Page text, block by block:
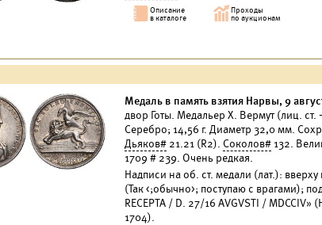
Медаль в память взятия Нарвы, 9
двор Готы. Медальер Х. Вермут (лиц.
Серебро; 14,56 г. Диаметр 32,0 мм.
Дьяков# 21.21 (R2). Соколов# 132.
1709 # 239. Очень редкая.
Надписи на об. ст. медали (лат.):
(Так <;обычно>; поступаю с врагами);
RECEPTA / D. 27/16 AVGVSTI /
1704).